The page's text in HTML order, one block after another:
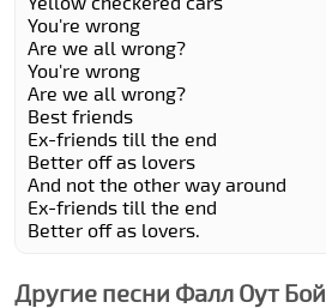
You're wrong
Are we all wrong?
You're wrong
Are we all wrong?
Best friends
Ex-friends till the end
Better off as lovers
And not the other way around
Ex-friends till the end
Better off as lovers.
Другие песни Фалл Оут Бой